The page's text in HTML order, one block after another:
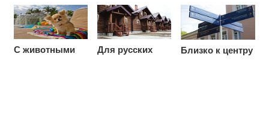
С животными Для русских Близко к центру